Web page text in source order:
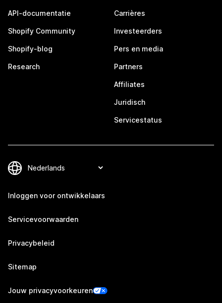
API-documentatie
Shopify Community
Shopify-blog
Research
Carrières
Investeerders
Pers en media
Partners
Affiliates
Juridisch
Servicestatus
Inloggen voor ontwikkelaars
Servicevoorwaarden
Privacybeleid
Sitemap
Jouw privacyvoorkeuren